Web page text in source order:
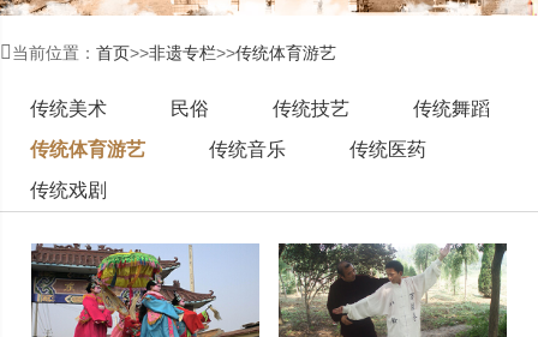
当前位置： 首页>>非遗专栏>>传统体育游艺
传统美术 民俗 传统技艺
传统舞蹈
传统体育游艺
传统音乐
传统医药
传统戏剧